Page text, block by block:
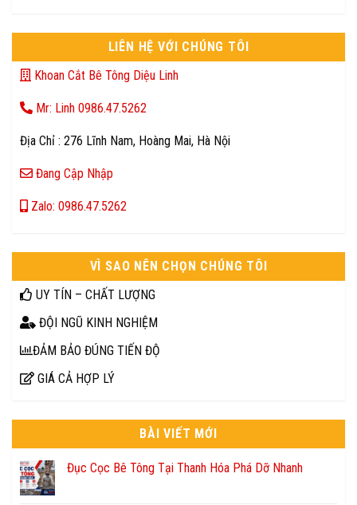
LIÊN HỆ VỚI CHÚNG TÔI
Khoan Cắt Bê Tông Diệu Linh
Mr: Linh 0986.47.5262
Địa Chỉ : 276 Lĩnh Nam, Hoàng Mai, Hà Nội
Đang Cập Nhập
Zalo: 0986.47.5262
VÌ SAO NÊN CHỌN CHÚNG TÔI
UY TÍN – CHẤT LƯỢNG
ĐỘI NGŨ KINH NGHIỆM
ĐẢM BẢO ĐÚNG TIẾN ĐỘ
GIÁ CẢ HỢP LÝ
BÀI VIẾT MỚI
Đục Cọc Bê Tông Tại Thanh Hóa Phá Dỡ Nhanh